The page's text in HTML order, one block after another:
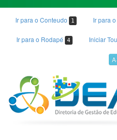
Ir para o Conteudo 1 Ir para
Ir para o Rodapé 4 Iniciar